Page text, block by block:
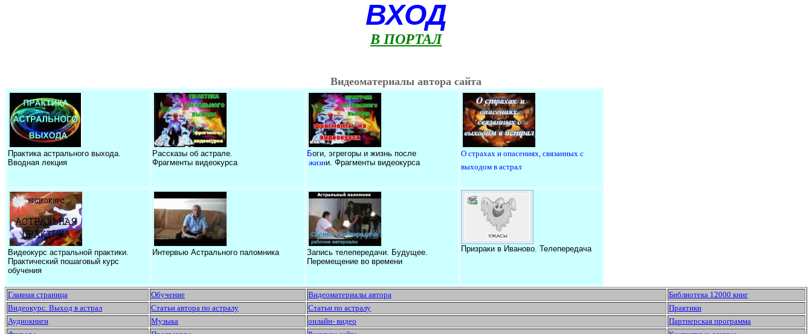
ВХОД
В ПОРТАЛ
Видеоматериалы автора сайта
Практика астрального выхода.
Вводная лекция
Рассказы об астрале.
Фрагменты видеокурса
Боги, эгрегоры и жизнь после
жизни. Фрагменты видеокурса
О страхах и опасениях, связанных с
выходом в астрал
Видеокурс астральной практики.
Практический пошаговый курс
обучения
Интервью Астрального паломника
Запись телепередачи. Будущее.
Перемещение во времени
Призраки в Иваново. Телепередача
Главная страница Обучение Видеоматериалы автора
Библиотека 12000 книг
Видеокурс. Выход в астрал
Статьи автора по астралу Статьи по астралу
Практики
Аудиокниги
Музыка онлайн- видео
Партнерская программа